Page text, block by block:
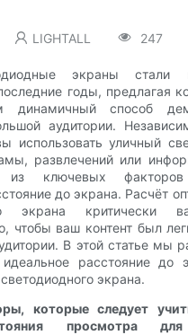
LIGHTALL 247
экраны стали
годы, предлагая
динамичный способ
аудитории.
использовать уличный
развлечений или
ключевых факторов
до экрана. Расчёт
экрана критически
чтобы ваш контент был
В этой статье мы
идеальное расстояние до
экрана.
которые следует
просмотра